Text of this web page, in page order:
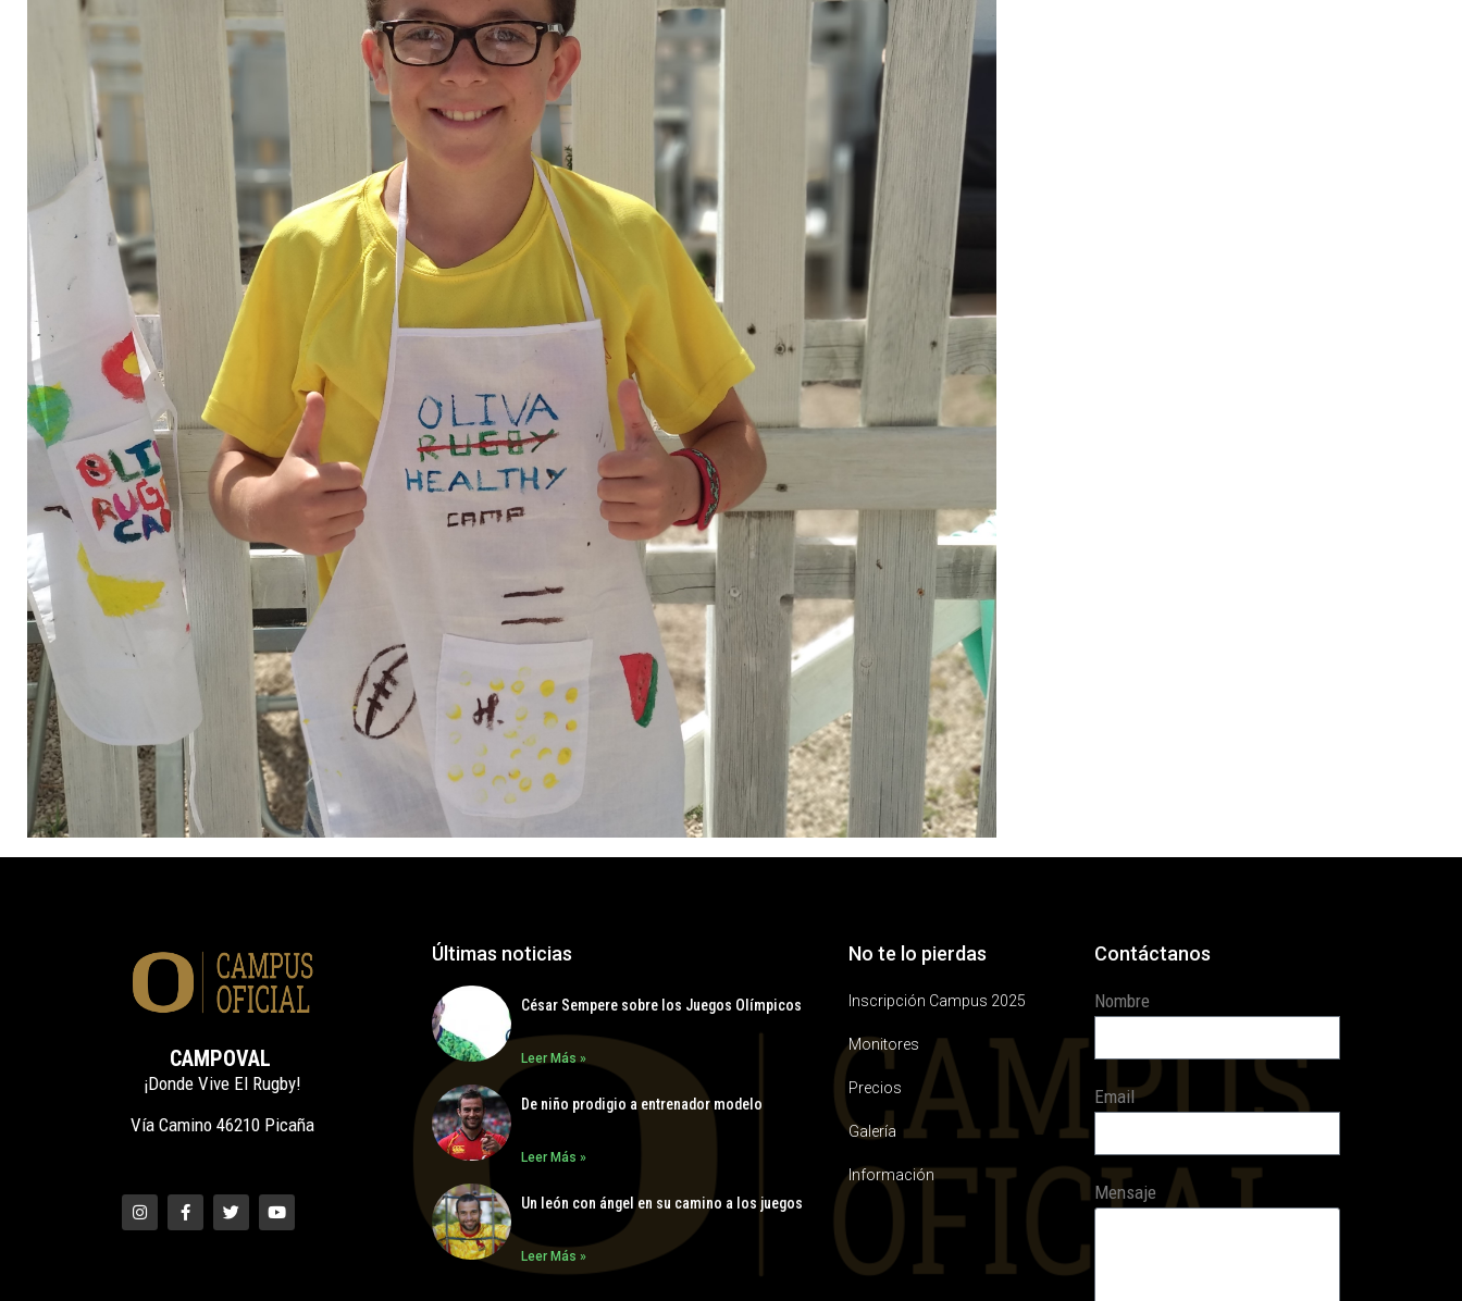
CAMPOVAL
¡Donde Vive El Rugby!
Vía Camino 46210 Picaña
Últimas noticias
César Sempere sobre los Juegos Olímpicos
Leer Más »
De niño prodigio a entrenador modelo
Leer Más »
Un león con ángel en su camino a los juegos
Leer Más »
No te lo pierdas
Inscripción Campus 2025
Monitores
Precios
Galería
Información
Contáctanos
Nombre
Email
Mensaje